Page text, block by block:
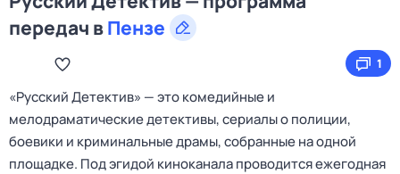
передач вПензе
1
«Русский Детектив» — это комедийные и
мелодраматические детективы, сериалы о полиции,
боевики и криминальные драмы, собранные на одной
площадке. Под эгидой киноканала проводится ежегодная